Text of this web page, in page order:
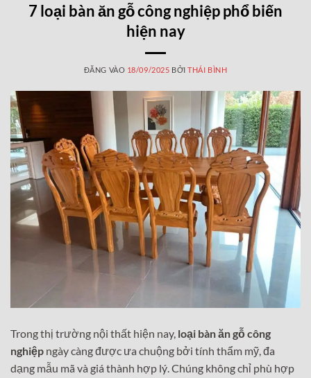
7 loại bàn ăn gỗ công nghiệp phổ biến
hiện nay
ĐĂNG VÀO 18/09/2025 BỞITHÁI BÌNH
Trong thị trường nội thất hiện nay, loại bàn ăn gỗ công
nghiệp ngày càng được ưa chuộng bởi tính thẩm mỹ, đa
dạng mẫu mã và giá thành hợp lý. Chúng không chỉ phù hợp